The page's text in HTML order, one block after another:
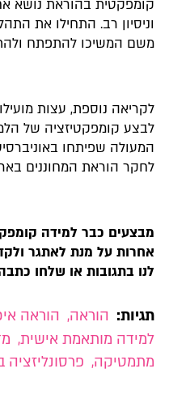
קומפקטית בהוראת נושא
וניסיון רב. התחילו את
משם המשיכו להתפתח
לקריאה נוספת, עצות
לבצע קומפקטיזציה של
המעולה שפיתחו
לחקר הוראת המחוננים
מבצעים כבר למידה
אחרות על מנת לאתגר
לנו בתגובות או שלחו
תגיות: הוראה, הוראה
למידה מותאמת אישית,
מתמטיקה, פרסונליזציה